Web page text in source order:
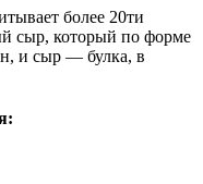
более 20ти
сыр, который по форме
и сыр — булка, в